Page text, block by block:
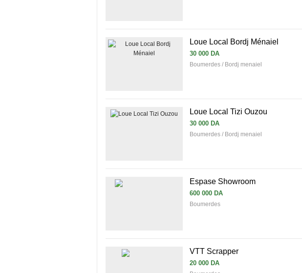
Loue Local Bordj Ménaiel
30 000 DA
Boumerdes / Bordj menaiel
Loue Local Tizi Ouzou
30 000 DA
Boumerdes / Bordj menaiel
Espase Showroom
600 000 DA
Boumerdes
VTT Scrapper
20 000 DA